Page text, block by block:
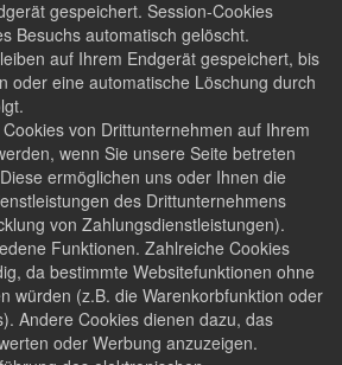
gespeichert. Session-Cookies
Besuchs automatisch gelöscht.
auf Ihrem Endgerät gespeichert, bis
oder eine automatische Löschung durch
von Drittunternehmen auf Ihrem
wenn Sie unsere Seite betreten
ermöglichen uns oder Ihnen die
des Drittunternehmens
von Zahlungsdienstleistungen).
Funktionen. Zahlreiche Cookies
da bestimmte Websitefunktionen ohne
würden (z.B. die Warenkorbfunktion oder
Andere Cookies dienen dazu, das
oder Werbung anzuzeigen.